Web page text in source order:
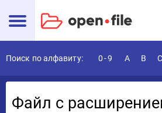
Поиск по алфавиту: 0-9 A B C
Файл с